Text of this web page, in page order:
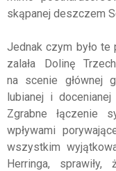
skąpanej deszczem
Jednak czym było te
zalała Dolinę
na scenie głównej
lubianej i
Zgrabne łączenie
wpływami
wszystkim
Herringa,